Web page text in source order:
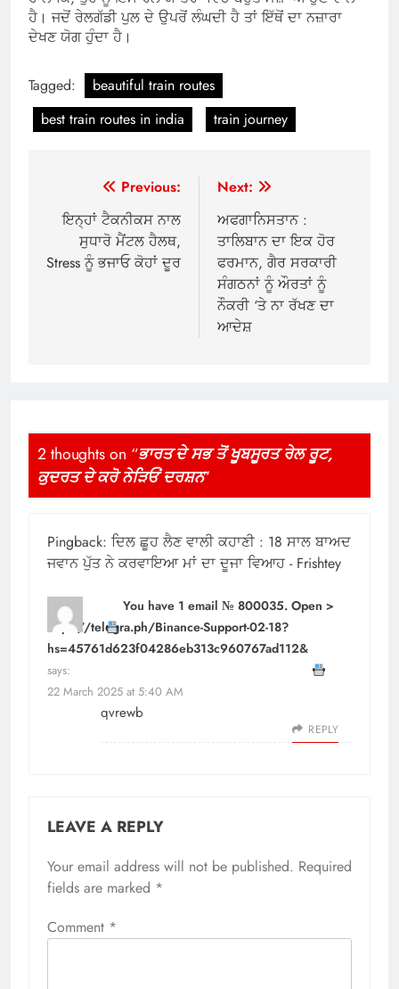
ਹੈ। ਜਦੋਂ ਰੇਲਗੱਡੀ ਪੁਲ ਦੇ ਉਪਰੋਂ ਲੰਘਦੀ ਹੈ ਤਾਂ ਇੱਥੋਂ ਦਾ ਨਜ਼ਾਰਾ
ਦੇਖਣ ਯੋਗ ਹੁੰਦਾ ਹੈ।
Tagged:
beautiful train routes
best train routes in india
train journey
navigation
Previous:
ਇਨ੍ਹਾਂ ਟੈਕਨੀਕਸ ਨਾਲ
ਸੁਧਾਰੋ ਮੈਂਟਲ ਹੈਲਥ,
Stress ਨੂੰ ਭਜਾਓ ਕੋਹਾਂ ਦੂਰ
Next:
ਅਫਗਾਨਿਸਤਾਨ :
ਤਾਲਿਬਾਨ ਦਾ ਇਕ ਹੋਰ
ਫਰਮਾਨ, ਗੈਰ ਸਰਕਾਰੀ
ਸੰਗਠਨਾਂ ਨੂੰ ਔਰਤਾਂ ਨੂੰ
ਨੌਕਰੀ ‘ਤੇ ਨਾ ਰੱਖਣ ਦਾ
ਆਦੇਸ਼
2 thoughts on “ਭਾਰਤ ਦੇ ਸਭ ਤੋਂ ਖੂਬਸੂਰਤ ਰੇਲ ਰੂਟ,
ਕੁਦਰਤ ਦੇ ਕਰੋ ਨੇੜਿਓਂ ਦਰਸ਼ਨ”
Pingback: ਦਿਲ ਛੂਹ ਲੈਣ ਵਾਲੀ ਕਹਾਣੀ : 18 ਸਾਲ ਬਾਅਦ
ਜਵਾਨ ਪੁੱਤ ਨੇ ਕਰਵਾਇਆ ਮਾਂ ਦਾ ਦੂਜਾ ਵਿਆਹ - Frishtey
You have 1 email № 800035. Open >
https://telegra.ph/Binance-Support-02-18?
hs=45761d623f04286eb313c960767ad112&
says:
22 March 2025 at 5:40 AM
qvrewb
REPLY
LEAVE A REPLY
Your email address will not be published. Required
fields are marked *
Comment *